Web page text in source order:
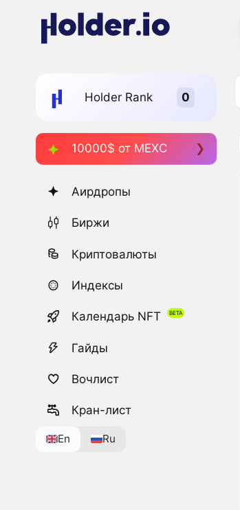
Holder Rank
10000$ от MEXC
Аирдропы
Биржи
Криптовалюты
Индексы
Календарь NFT
Гайды
Вочлист
Кран-лист
En Ru